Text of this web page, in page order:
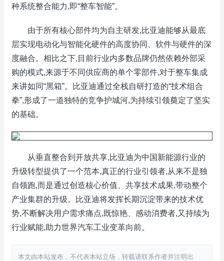
种系统整合能力,即“整车智能”。
由于所有核心部件均为自主研发,比亚迪能够从最底
层实现电动化与智能化硬件的高度协同、软件与硬件的深
度融合。相比之下,目前行业内多数品牌仍然依赖外部采
购的模式,来源于不同供应商的单个零部件,对于整车集成
来讲如同“黑箱”。比亚迪通过全栈自研打造的“技术组合
拳”,形成了一道独特的竞争护城河,为持续引领奠定了坚实
的基础。
从垂直整合到开放共享,比亚迪为中国新能源行业的
升级转型提供了一个范本,真正的行业引领者,从来不是独
自领跑,而是通过创造核心价值、共享技术成果,带动整个
产业集群的升级。比亚迪将发挥长期沉淀带来的技术优
势,不断解决用户需求痛点,既惊艳、感动消费者,又持续为
行业赋能,助力世界汽车工业变革向前。
本文由本站发布，不代表本站立场，转载请联系作者并注明出